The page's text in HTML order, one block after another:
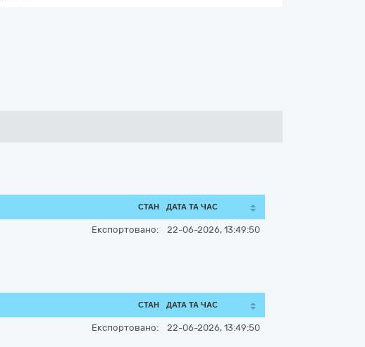
СТАН ДАТА ТА ЧАС
Експортовано: 22-06-2026, 13:49:50
СТАН ДАТА ТА ЧАС
Експортовано: 22-06-2026, 13:49:50